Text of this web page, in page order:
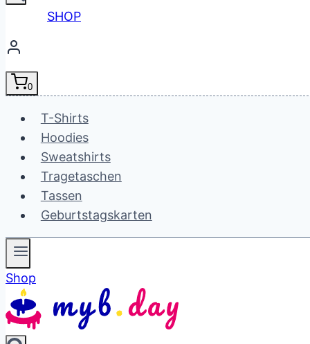
SHOP
0
T-Shirts
Hoodies
Sweatshirts
Tragetaschen
Tassen
Geburtstagskarten
Shop